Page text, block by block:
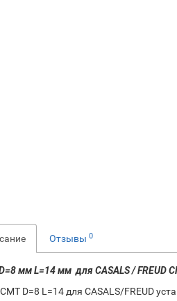
Отзывы0
мм L=14 мм для CASALS / FREUD
D=8 L=14 для CASALS/FREUD